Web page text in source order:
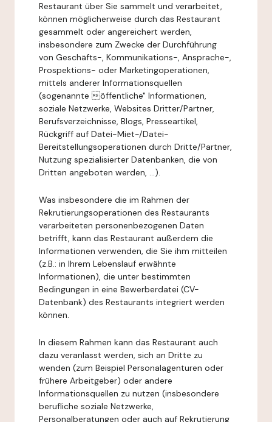
Restaurant über Sie sammelt und verarbeitet,
können möglicherweise durch das Restaurant
gesammelt oder angereichert werden,
insbesondere zum Zwecke der Durchführung
von Geschäfts-, Kommunikations-, Ansprache-,
Prospektions- oder Marketingoperationen,
mittels anderer Informationsquellen
(sogenannte öffentliche" Informationen,
soziale Netzwerke, Websites Dritter/Partner,
Berufsverzeichnisse, Blogs, Presseartikel,
Rückgriff auf Datei-Miet-/Datei-
Bereitstellungsoperationen durch Dritte/Partner,
Nutzung spezialisierter Datenbanken, die von
Dritten angeboten werden, ...).
Was insbesondere die im Rahmen der
Rekrutierungsoperationen des Restaurants
verarbeiteten personenbezogenen Daten
betrifft, kann das Restaurant außerdem die
Informationen verwenden, die Sie ihm mitteilen
(z.B.: in Ihrem Lebenslauf erwähnte
Informationen), die unter bestimmten
Bedingungen in eine Bewerberdatei (CV-
Datenbank) des Restaurants integriert werden
können.
In diesem Rahmen kann das Restaurant auch
dazu veranlasst werden, sich an Dritte zu
wenden (zum Beispiel Personalagenturen oder
frühere Arbeitgeber) oder andere
Informationsquellen zu nutzen (insbesondere
berufliche soziale Netzwerke,
Personalberatungen oder auch auf Rekrutierung